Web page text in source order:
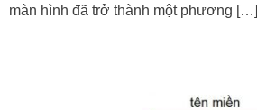
màn hình đã trở thành một phương […]